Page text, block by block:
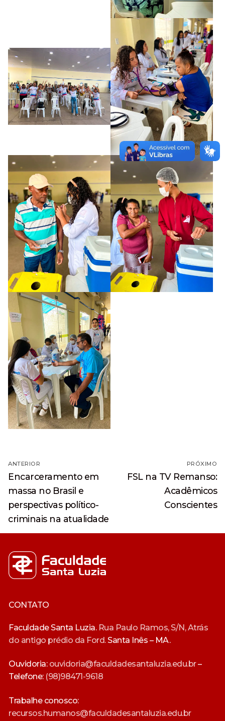
Navegação
de
Post
ANTERIOR
Post
anterior:
Encarceramento em
massa no Brasil e
perspectivas político-
criminais na atualidade
PRÓXIMO
Próximo
FSL na TV Remanso:
Acadêmicos
Conscientes
CONTATO
Faculdade Santa Luzia. Rua Paulo Ramos, S/N, Atrás
do antigo prédio da Ford.Santa Inês – MA.
Ouvidoria: ouvidoria@faculdadesantaluzia.edu.br–
Telefone: (98)98471-9618
Trabalhe conosco:
recursos.humanos@faculdadesantaluzia.edu.br